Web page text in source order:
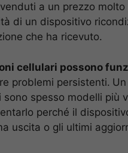
a un prezzo molto
di un dispositivo
che ha ricevuto.
cellulari possono
problemi persistenti.
spesso modelli più
perché il
uscita o gli ultimi